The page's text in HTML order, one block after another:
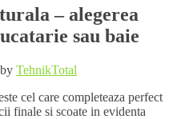
– alegerea
sau baie
by TehnikTotal
cel care completeaza perfect
finale si scoate in evidenta